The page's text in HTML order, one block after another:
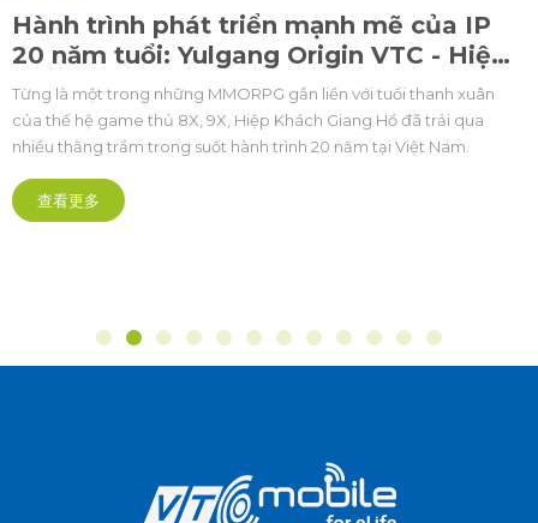
Hành trình phát triển mạnh mẽ của IP
20 năm tuổi: Yulgang Origin VTC - Hiệp
khách PC
Từng là một trong những MMORPG gắn liền với tuổi thanh xuân
của thế hệ game thủ 8X, 9X, Hiệp Khách Giang Hồ đã trải qua
nhiều thăng trầm trong suốt hành trình 20 năm tại Việt Nam.
查看更多